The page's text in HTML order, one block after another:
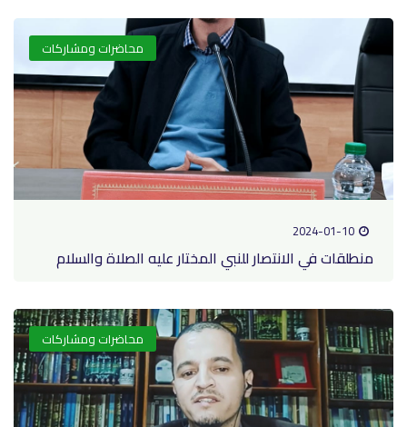
محاضرات ومشاركات
2024-01-10
منطلقات في الانتصار للنبي المختار عليه الصلاة والسلام
محاضرات ومشاركات